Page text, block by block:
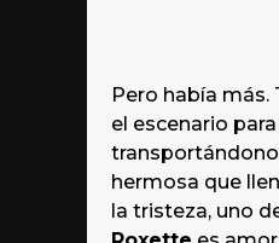
Pero había más.
el escenario
hermosa que
la tristeza, uno